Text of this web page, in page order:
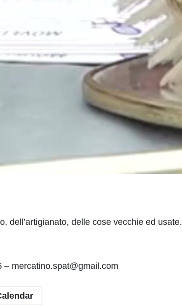
dell’artigianato, delle cose vecchie ed usate.
mercatino.spat@gmail.com